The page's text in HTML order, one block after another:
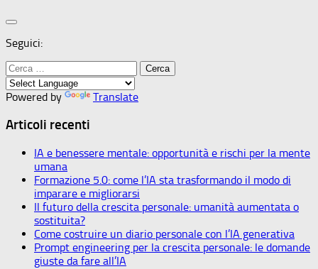
Seguici:
Ricerca
per:
Powered by
Translate
Articoli recenti
IA e benessere mentale: opportunità e rischi per la mente
umana
Formazione 5.0: come l’IA sta trasformando il modo di
imparare e migliorarsi
Il futuro della crescita personale: umanità aumentata o
sostituita?
Come costruire un diario personale con l’IA generativa
Prompt engineering per la crescita personale: le domande
giuste da fare all’IA